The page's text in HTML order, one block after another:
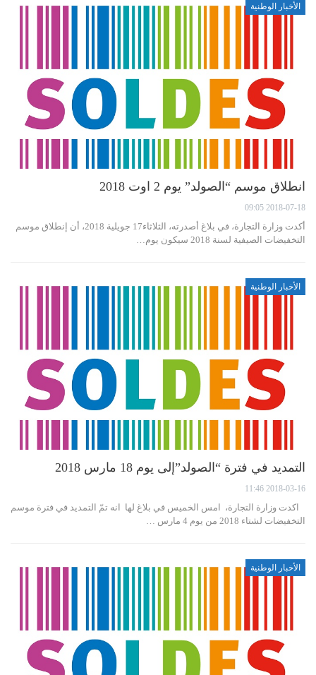
الأخبار الوطنية
انطلاق موسم “الصولد” يوم 2 اوت 2018
2018-07-18 09:05
أكدت وزارة التجارة، في بلاغ أصدرته، الثلاثاء17 جويلية 2018، أن إنطلاق موسم
التخفيضات الصيفية لسنة 2018 سيكون يوم…
الأخبار الوطنية
التمديد في فترة “الصولد”إلى يوم 18 مارس 2018
2018-03-16 11:46
اكدت وزارة التجارة، امس الخميس في بلاغ لها انه تمّ التمديد في فترة موسم
التخفيضات لشتاء 2018 من يوم 4 مارس …
الأخبار الوطنية